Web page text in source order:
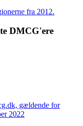
fra 2012.
DMCG'ere
gældende for
2022